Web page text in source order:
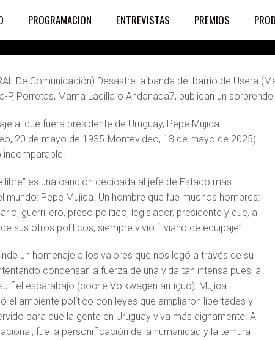
PROGRAMACION ENTREVISTAS PREMIOS
De Comunicación) Desastre la banda del barrio de Usera
P, Porretas, Mama Ladilla o Andanada7, publican un
al que fuera presidente de Uruguay, Pepe Mujica
20 de mayo de 1935-Montevideo, 13 de mayo de 2025).
incomparable.
libre” es una canción dedicada al jefe de Estado más
mundo: Pepe Mujica. Un hombre que fue muchos hombres:
guerrillero, preso político, legislador, presidente y que, a
sus otros políticos, siempre vivió “liviano de equipaje”.
un homenaje a los valores que nos legó a través de su
condensar la fuerza de una vida tan intensa pues, a
fiel escarabajo (coche Volkwagen antiguo), Mujica
el ambiente político con leyes que ampliaron libertades y
para que la gente en Uruguay viva más dignamente. A
fue la personificación de la humanidad y la ternura